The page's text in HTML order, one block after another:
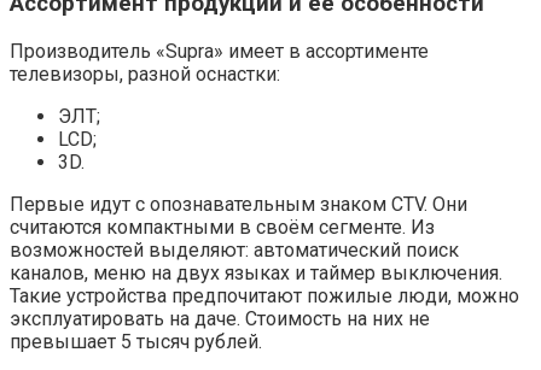
Производитель «Supra» имеет в ассортименте
телевизоры, разной оснастки:
ЭЛТ;
LCD;
3D.
Первые идут с опознавательным знаком CTV. Они
считаются компактными в своём сегменте. Из
возможностей выделяют: автоматический поиск
каналов, меню на двух языках и таймер выключения.
Такие устройства предпочитают пожилые люди, можно
эксплуатировать на даче. Стоимость на них не
превышает 5 тысяч рублей.